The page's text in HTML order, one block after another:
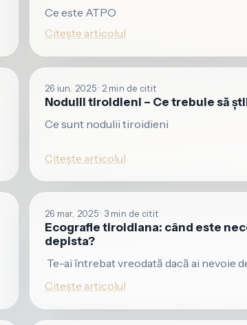
Ce este ATPO
Citește articolul
26 iun. 2025 · 2 min de citit
Nodulii tiroidieni – Ce trebuie să
Ce sunt nodulii tiroidieni
Citește articolul
26 mar. 2025 · 3 min de citit
Ecografie tiroidiana: când este
depista?
Te-ai întrebat vreodată dacă ai nevoie
Citește articolul